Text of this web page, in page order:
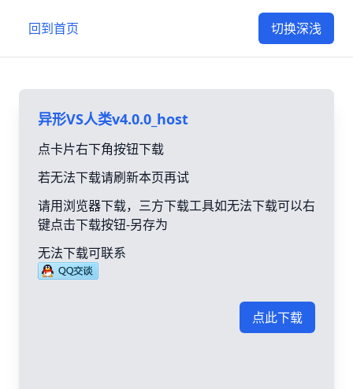
回到首页 切换深浅
异形VS人类v4.0.0_host
点卡片右下角按钮下载
若无法下载请刷新本页再试
请用浏览器下载，三方下载工具如无法下载可以右
键点击下载按钮-另存为
无法下载可联系
点此下载